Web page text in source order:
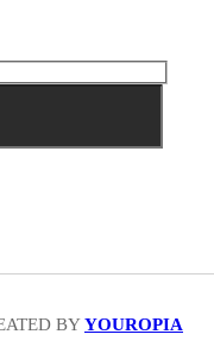
BYYOUROPIA